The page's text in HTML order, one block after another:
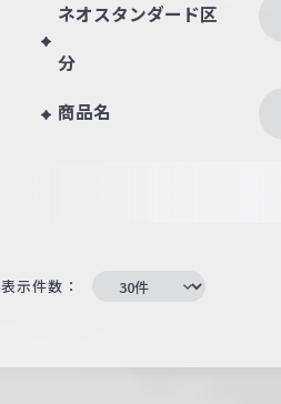
ネオスタンダード区
分
商品名
表示件数：